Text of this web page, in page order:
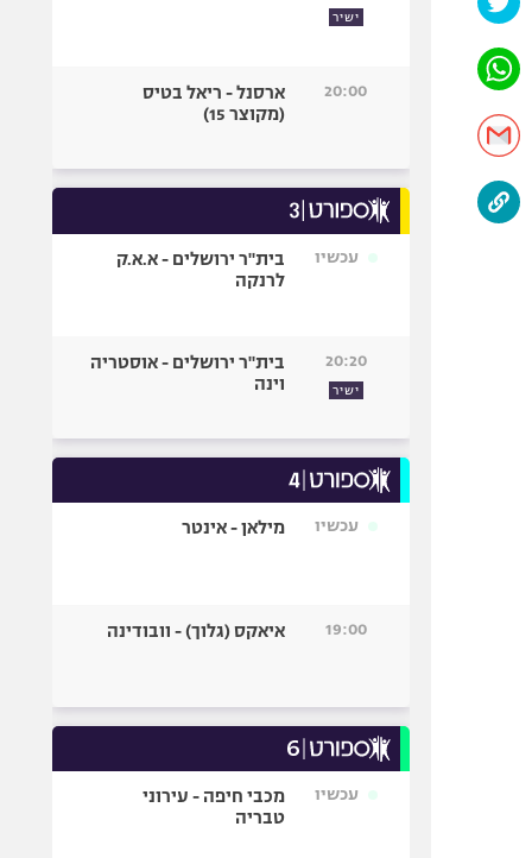
גיימינג E-Sports
ישיר
20:00
ארסנל - ריאל בטיס
(מקוצר 15)
עכשיו
בית"ר ירושלים - א.א.ק
לרנקה
20:20
ישיר
בית"ר ירושלים - אוסטריה
וינה
עכשיו מילאן - אינטר
19:00 איאקס (גלוך) - וובודינה
עכשיו
מכבי חיפה - עירוני
טבריה